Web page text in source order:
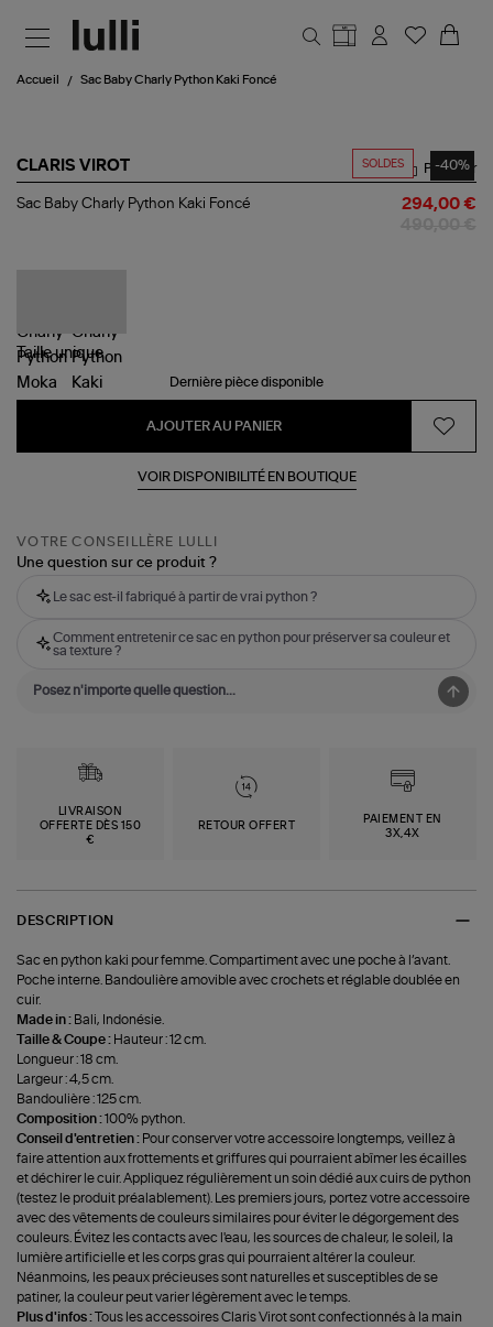
Accueil Sac Baby Charly Python Kaki Foncé
SOLDES -40%
CLARIS VIROT
Sac
Partager
Sac Baby Charly Python Kaki Foncé 294,00 €
Tailleunique
Dernière pièce disponible
AJOUTER AU PANIER
VOIR DISPONIBILITÉ EN BOUTIQUE
VOTRE CONSEILLÈRE LULLI
Une question sur ce produit ?
Le sac est-il fabriqué à partir de vrai python ?
Comment entretenir ce sac en python pour préserver sa couleur et
sa texture ?
LIVRAISON
OFFERTE DÈS 150
€
RETOUR OFFERT
PAIEMENT EN
3X,4X
DESCRIPTION
Sac en python kaki pour femme. Compartiment avec une poche à l’avant.
Poche interne. Bandoulière amovible avec crochets et réglable doublée en
cuir.
Made in : Bali, Indonésie.
Taille & Coupe : Hauteur : 12 cm.
Longueur : 18 cm.
Largeur : 4,5 cm.
Bandoulière : 125 cm.
Composition :100% python.
Conseil d'entretien : Pour conserver votre accessoire longtemps, veillez à
faire attention aux frottements et griffures qui pourraient abîmer les écailles
et déchirer le cuir. Appliquez régulièrement un soin dédié aux cuirs de python
(testez le produit préalablement). Les premiers jours, portez votre accessoire
avec des vêtements de couleurs similaires pour éviter le dégorgement des
couleurs. Évitez les contacts avec l'eau, les sources de chaleur, le soleil, la
lumière artificielle et les corps gras qui pourraient altérer la couleur.
Néanmoins, les peaux précieuses sont naturelles et susceptibles de se
patiner, la couleur peut varier légèrement avec le temps.
Plus d'infos :
Tous les accessoires Claris Virot sont confectionnés à la main